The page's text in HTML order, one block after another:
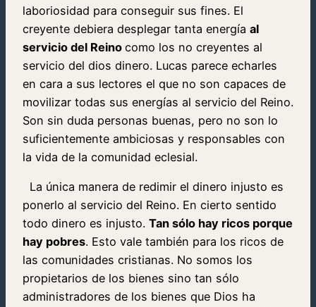
laboriosidad para conseguir sus fines. El
creyente debiera desplegar tanta energía al
servicio del Reino como los no creyentes al
servicio del dios dinero. Lucas parece echarles
en cara a sus lectores el que no son capaces de
movilizar todas sus energías al servicio del Reino.
Son sin duda personas buenas, pero no son lo
suficientemente ambiciosas y responsables con
la vida de la comunidad eclesial.
La única manera de redimir el dinero injusto es
ponerlo al servicio del Reino. En cierto sentido
todo dinero es injusto. Tan sólo hay ricos porque
hay pobres. Esto vale también para los ricos de
las comunidades cristianas. No somos los
propietarios de los bienes sino tan sólo
administradores de los bienes que Dios ha